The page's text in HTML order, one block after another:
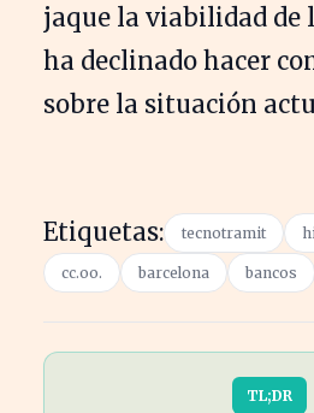
jaque la viabilidad de
ha declinado hacer
sobre la situación
Etiquetas: tecnotramit
cc.oo. barcelona bancos
TL;DR